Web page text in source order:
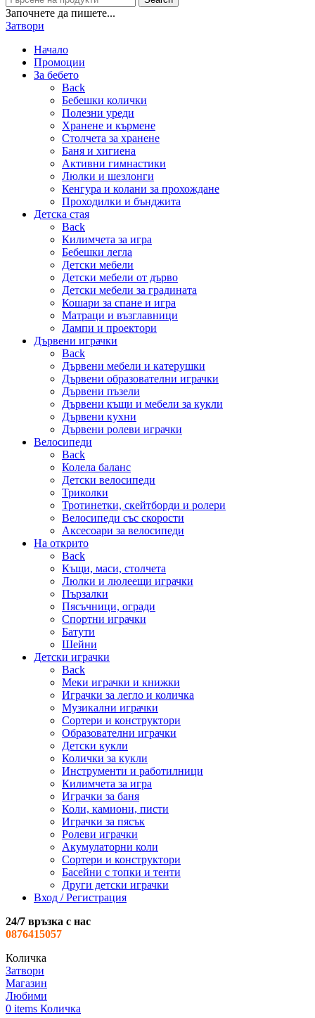
Започнете да пишете...
Затвори
Начало
Промоции
За бебето
Back
Бебешки колички
Полезни уреди
Хранене и кърмене
Столчета за хранене
Баня и хигиена
Активни гимнастики
Люлки и шезлонги
Кенгура и колани за прохождане
Проходилки и бънджита
Детска стая
Back
Килимчета за игра
Бебешки легла
Детски мебели
Детски мебели от дърво
Детски мебели за градината
Кошари за спане и игра
Матраци и възглавници
Лампи и проектори
Дървени играчки
Back
Дървени мебели и катерушки
Дървени образователни играчки
Дървени пъзели
Дървени къщи и мебели за кукли
Дървени кухни
Дървени ролеви играчки
Велосипеди
Back
Колела баланс
Детски велосипеди
Триколки
Тротинетки, скейтборди и ролери
Велосипеди със скорости
Аксесоари за велосипеди
На открито
Back
Къщи, маси, столчета
Люлки и люлеещи играчки
Пързалки
Пясъчници, огради
Спортни играчки
Батути
Шейни
Детски играчки
Back
Меки играчки и книжки
Играчки за легло и количка
Музикални играчки
Сортери и конструктори
Образователни играчки
Детски кукли
Колички за кукли
Инструменти и работилници
Килимчета за игра
Играчки за баня
Коли, камиони, писти
Играчки за пясък
Ролеви играчки
Акумулаторни коли
Сортери и конструктори
Басейни с топки и тенти
Други детски играчки
Вход / Регистрация
24/7 връзка с нас
0876415057
Количка
Затвори
Магазин
Любими
0 items Количка